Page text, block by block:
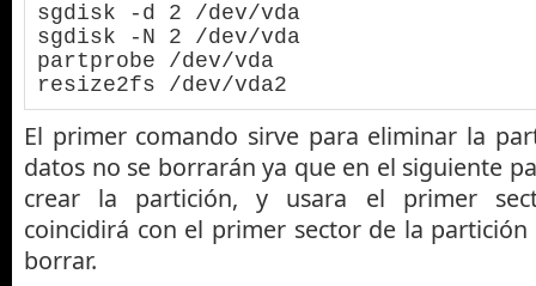
sgdisk -d 2 /dev/vda
sgdisk -N 2 /dev/vda
partprobe /dev/vda
resize2fs /dev/vda2
El primer comando sirve para eliminar la
datos no se borrarán ya que en el siguiente
crear la partición, y usara el primer
coincidirá con el primer sector de la partición
borrar.